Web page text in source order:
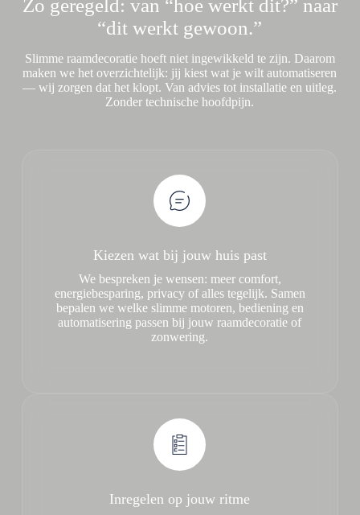
Zo geregeld: van “hoe werkt dit?” naar
“dit werkt gewoon.”
Slimme raamdecoratie hoeft niet ingewikkeld te zijn. Daarom
maken we het overzichtelijk: jij kiest wat je wilt automatiseren
— wij zorgen dat het klopt. Van advies tot installatie en uitleg.
Zonder technische hoofdpijn.
Kiezen wat bij jouw huis past
We bespreken je wensen: meer comfort,
energiebesparing, privacy of alles tegelijk. Samen
bepalen we welke slimme motoren, bediening en
automatisering passen bij jouw raamdecoratie of
zonwering.
Inregelen op jouw ritme